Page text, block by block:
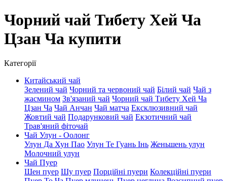
Чорний чай Тибету Хей Ча
Цзан Ча купити
Категорії
Китайський чай
Зелений чай Чорний та червоний чай Білий чай Чай з
жасмином Зв'язаний чай Чорний чай Тибету Хей Ча
Цзан Ча Чай Анчан Чай матча Ексклюзивний чай
Жовтий чай Подарунковий чай Екзотичний чай
Трав'яний фіточай
Чай Улун - Оолонг
Улун Да Хун Пао Улун Те Гуань Інь Женьшень улун
Молочний улун
Чай Пуер
Шен пуер Шу пуер Порційні пуери Колекційні пуери